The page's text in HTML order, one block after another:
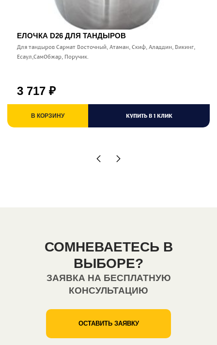
ЕЛОЧКА D26 ДЛЯ ТАНДЫРОВ
Для тандыров Сармат Восточный, Атаман, Скиф, Аладдин, Викинг,
Есаул,СамОбжар, Поручик.
3 717 ₽
В КОРЗИНУ КУПИТЬ В 1 КЛИК
СОМНЕВАЕТЕСЬ В
ВЫБОРЕ?
ЗАЯВКА НА БЕСПЛАТНУЮ
КОНСУЛЬТАЦИЮ
ОСТАВИТЬ ЗАЯВКУ